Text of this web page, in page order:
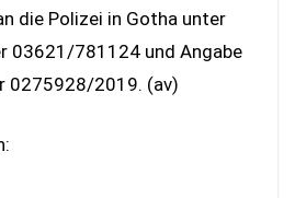
die Polizei in Gotha unter
03621/781124 und Angabe
0275928/2019. (av)